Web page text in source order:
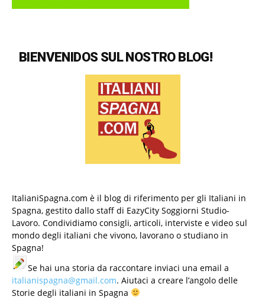
BIENVENIDOS SUL NOSTRO BLOG!
ItalianiSpagna.com è il blog di riferimento per gli Italiani in
Spagna, gestito dallo staff di EazyCity Soggiorni Studio-
Lavoro. Condividiamo consigli, articoli, interviste e video sul
mondo degli italiani che vivono, lavorano o studiano in
Spagna!
Se hai una storia da raccontare inviaci una email a
italianispagna@gmail.com. Aiutaci a creare l’angolo delle
Storie degli italiani in Spagna